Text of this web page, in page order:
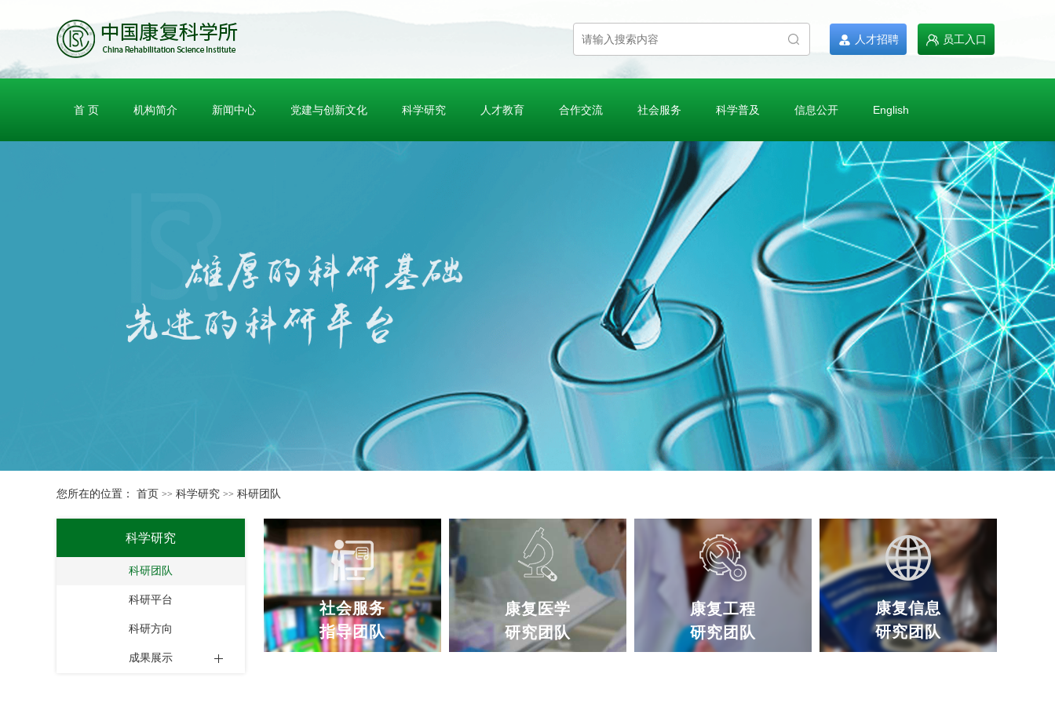
人才招聘 员工入口
首 页 机构简介 新闻中心 党建与创新文化 科学研究 人才教育 合作交流 社会服务 科学普及 信息公开 English
您所在的位置： 首页 >> 科学研究 >> 科研团队
科学研究
科研团队
科研平台
科研方向
成果展示
社会服务
指导团队
康复医学
研究团队
康复工程
研究团队
康复信息
研究团队